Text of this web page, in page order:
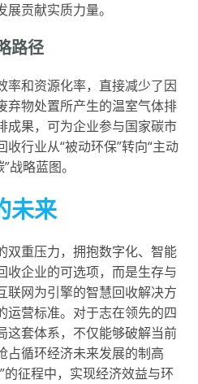
贡献实质力量。
路径
率和资源化率，直接减少了因
弃物处置所产生的温室气体排
成果，可为企业参与国家碳市
行业从“被动环保”转向“主动
战略蓝图。
未来
双重压力，拥抱数字化、智能
收企业的可选项，而是生存与
联网为引擎的智慧回收解决方
运营标准。对于志在领先的四
这套体系，不仅能够破解当前
占循环经济未来发展的制高
的征程中，实现经济效益与环